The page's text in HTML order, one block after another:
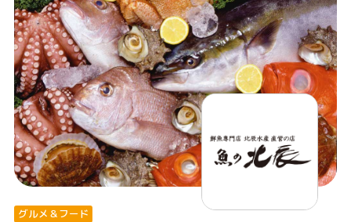
グルメ＆フード